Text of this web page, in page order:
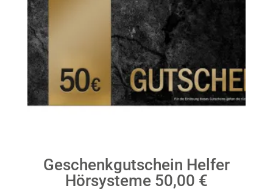
Geschenkgutschein Helfer
Hörsysteme 50,00 €